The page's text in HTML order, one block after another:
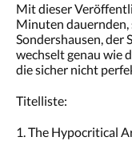
Mit dieser
Minuten dauernden,
Sondershausen, der
wechselt genau wie
die sicher nicht
Titelliste:
1. The Hypocritical